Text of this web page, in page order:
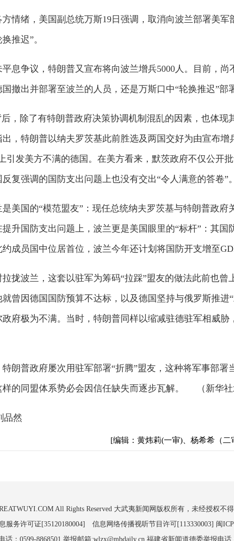
情绪，美国副总统万斯19日强调，取消向波兰部署美军
推迟”。
息争议，特朗普又宣布将向波兰增兵5000人。目前，尚
撤出并部署至波兰的人员，还是万斯口中“轮换推迟”部
后，除了有特朗普政府决策协调机制混乱的因素，也体现
，特朗普以纳夫罗茨基此前胜选及两国交好为由宣布增
引发美方不满的德国。在美方看来，默茨政府不仅公开
复强调的国防支出问题上也没有交出“令人满意的答卷”。
美国的“模范盟友”：现任总统纳夫罗茨基与特朗普政府
升国防支出问题上，波兰更是美国眼里的“标杆”：其国
成员国中位居首位，波兰今年还计划将国防开支增至
拢波兰，这套以驻军为筹码“拉踩”盟友的做法此前也曾
曾因德国国防预算不达标，以及德国坚持与俄罗斯推进
府极为不满。当时，特朗普同样以缩减驻德驻军相威胁
朗普政府屡次用驻军部署“折腾”盟友，这种将军事部署
的同盟体系势必会因信任缺失而逐步瓦解。 （新华社
品然
[编辑：黄炜莉(一审)、杨希希（
All Rights Reserved 大武夷新闻网版权所有，未经授权不
服务许可证[35120180004] 信息网络传播视听节目许可[113330003] 闽
话：0599-8868501 举报邮箱:wlzx@mbdaily.cn 福建省新闻道德委举报电话